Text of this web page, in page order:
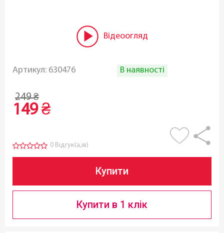
Відеоогляд
Артикул: 630476 В наявності
249 ₴
149 ₴
0 Відгук(а,ів)
Купити
Купити в 1 клік